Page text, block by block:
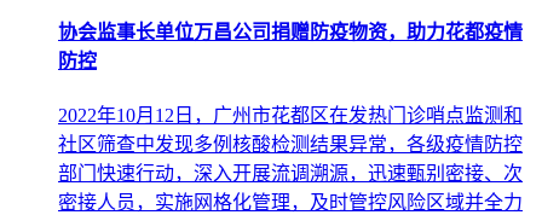
协会监事长单位万昌公司捐赠防疫物资，助力花都疫情
防控
2022年10月12日，广州市花都区在发热门诊哨点监测和
社区筛查中发现多例核酸检测结果异常，各级疫情防控
部门快速行动，深入开展流调溯源，迅速甄别密接、次
密接人员，实施网格化管理，及时管控风险区域并全力